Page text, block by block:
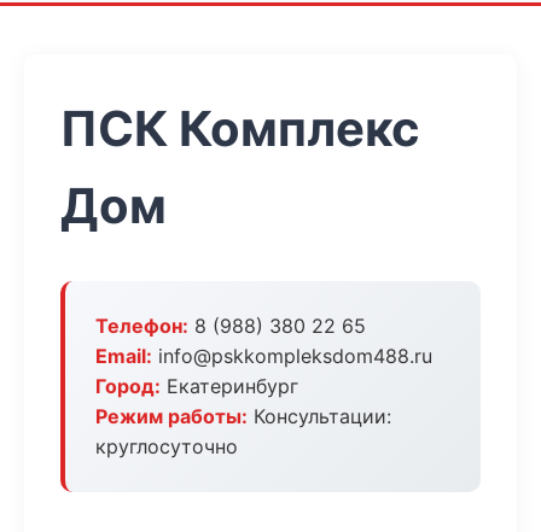
ПСК Комплекс
Дом
Телефон: 8 (988) 380 22 65
Email: info@pskkompleksdom488.ru
Город: Екатеринбург
Режим работы: Консультации:
круглосуточно